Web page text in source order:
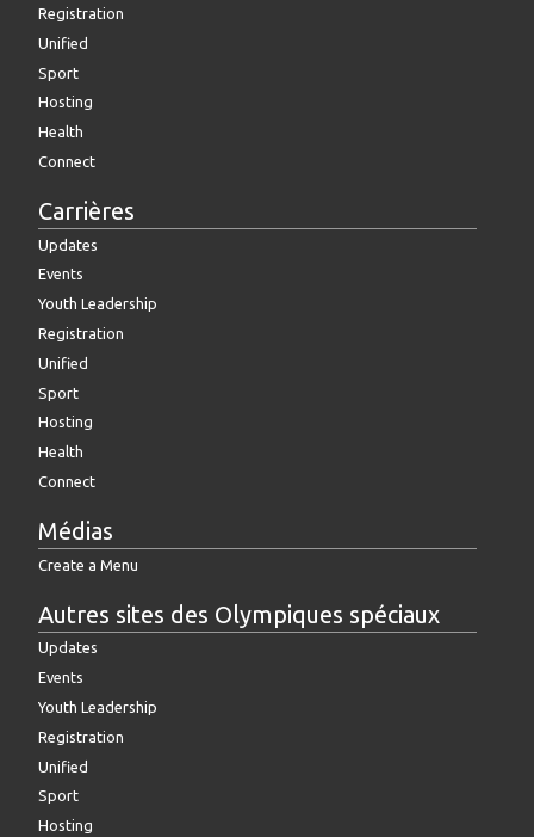
Registration
Unified
Sport
Hosting
Health
Connect
Carrières
Updates
Events
Youth Leadership
Registration
Unified
Sport
Hosting
Health
Connect
Médias
Create a Menu
Autres sites des Olympiques spéciaux
Updates
Events
Youth Leadership
Registration
Unified
Sport
Hosting